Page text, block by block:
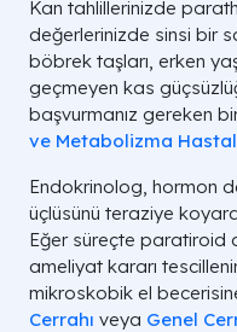
Kan tahlillerinizde
değerlerinizde sinsi bir
böbrek taşları, erken
geçmeyen kas
başvurmanız gereken
ve Metabolizma
Endokrinolog, hormon
üçlüsünü teraziye
Eğer süreçte paratiroid
ameliyat kararı
mikroskobik el
Cerrahı veya Genel